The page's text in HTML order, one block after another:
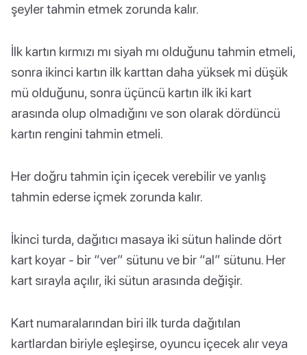
şeyler tahmin etmek zorunda kalır.
İlk kartın kırmızı mı siyah mı olduğunu tahmin etmeli,
sonra ikinci kartın ilk karttan daha yüksek mi düşük
mü olduğunu, sonra üçüncü kartın ilk iki kart
arasında olup olmadığını ve son olarak dördüncü
kartın rengini tahmin etmeli.
Her doğru tahmin için içecek verebilir ve yanlış
tahmin ederse içmek zorunda kalır.
İkinci turda, dağıtıcı masaya iki sütun halinde dört
kart koyar - bir “ver” sütunu ve bir “al” sütunu. Her
kart sırayla açılır, iki sütun arasında değişir.
Kart numaralarından biri ilk turda dağıtılan
kartlardan biriyle eşleşirse, oyuncu içecek alır veya